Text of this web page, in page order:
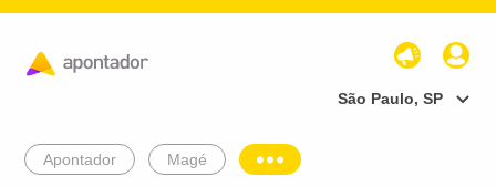
São Paulo, SP
Apontador Magé